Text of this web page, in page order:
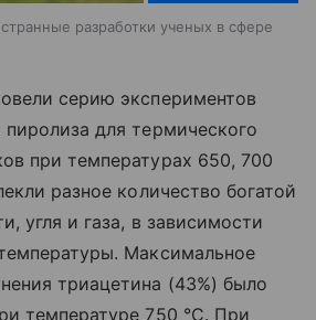
разработки ученых в сфере
серию экспериментов
для термического
при температурах 650, 700
разное количество богатой
угля и газа, в зависимости
Максимальное
триацетина (43%) было
температуре 750 °C. При